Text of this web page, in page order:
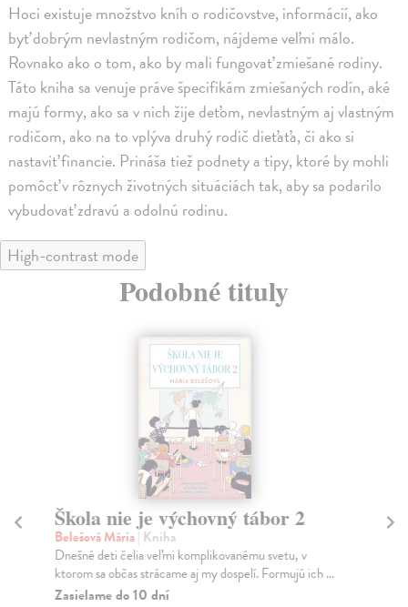
Hoci existuje množstvo kníh o rodičovstve, informácií, ako
byť dobrým nevlastným rodičom, nájdeme veľmi málo.
Rovnako ako o tom, ako by mali fungovať zmiešané rodiny.
Táto kniha sa venuje práve špecifikám zmiešaných rodín, aké
majú formy, ako sa v nich žije deťom, nevlastným aj vlastným
rodičom, ako na to vplýva druhý rodič dieťaťa, či ako si
nastaviť financie. Prináša tiež podnety a tipy, ktoré by mohli
pomôcť v rôznych životných situáciách tak, aby sa podarilo
vybudovať zdravú a odolnú rodinu.
High-contrast mode
Podobné tituly
Škola nie je výchovný tábor 2
Belešová Mária| Kniha
Dnešné deti čelia veľmi komplikovanému svetu, v
ktorom sa občas strácame aj my dospelí. Formujú ich ...
Zasielame do 10 dní